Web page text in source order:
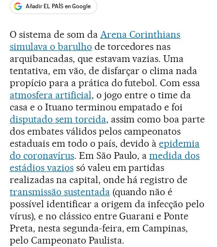
Añadir EL PAÍS en Google
O sistema de som da Arena Corinthians
simulava o barulho de torcedores nas
arquibancadas, que estavam vazias. Uma
tentativa, em vão, de disfarçar o clima nada
propício para a prática do futebol. Com essa
atmosfera artificial, o jogo entre o time da
casa e o Ituano terminou empatado e foi
disputado sem torcida, assim como boa parte
dos embates válidos pelos campeonatos
estaduais em todo o país, devido àepidemia
do coronavírus. Em São Paulo, amedida dos
estádios vaziossó valeu em partidas
realizadas na capital, onde há registro de
transmissão sustentada(quando não é
possível identificar a origem da infecção pelo
vírus), e no clássico entre Guarani e Ponte
Preta, nesta segunda-feira, em Campinas,
pelo Campeonato Paulista.